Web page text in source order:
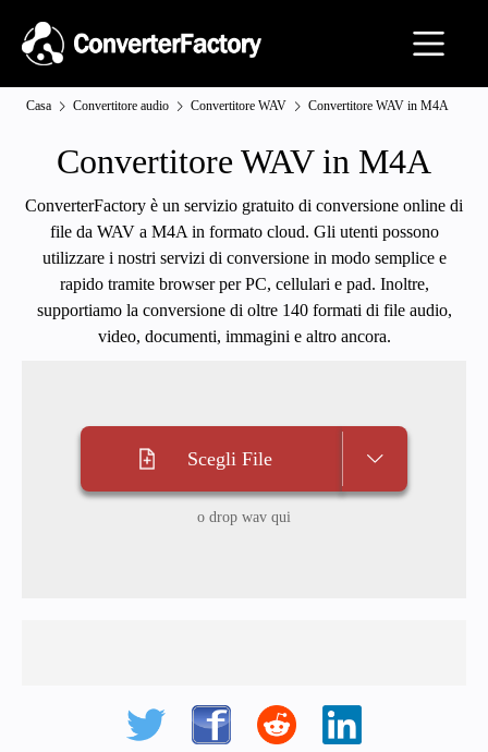
Casa Convertitore audio Convertitore WAV Convertitore WAV in M4A
Convertitore WAV in M4A
ConverterFactory è un servizio gratuito di conversione online di
file da WAV a M4A in formato cloud. Gli utenti possono
utilizzare i nostri servizi di conversione in modo semplice e
rapido tramite browser per PC, cellulari e pad. Inoltre,
supportiamo la conversione di oltre 140 formati di file audio,
video, documenti, immagini e altro ancora.
Scegli File
o drop wav qui